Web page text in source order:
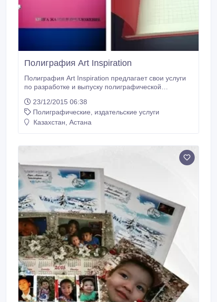
Полиграфия Art Inspiration
Полиграфия Art Inspiration предлагает свои услуги
по разработке и выпуску полиграфической
зарекомендовала себя как ответственный и
грамотный исполнитель своего дела.
Отличительной чертой является оперативность и
потребности клиентов.
23/12/2015 06:38
Полиграфические, издательские услуги
Казахстан, Астана